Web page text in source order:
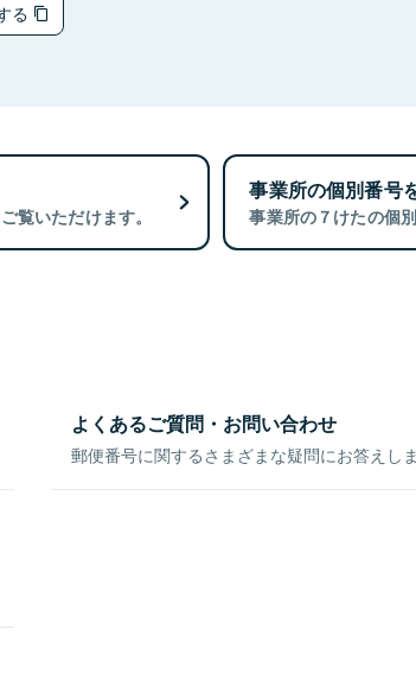
る
覧いただけます。
事業所の個別番号
事業所の７けたの個
よくあるご質問・お問い合わせ
郵便番号に関するさまざまな疑問にお答えしま